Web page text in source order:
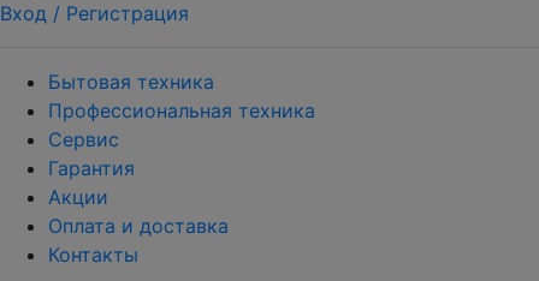
Вход / Регистрация
Бытовая техника
Профессиональная техника
Сервис
Гарантия
Акции
Оплата и доставка
Контакты